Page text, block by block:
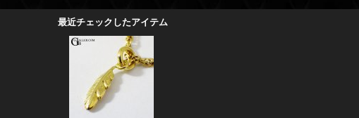
最近チェックしたアイテム